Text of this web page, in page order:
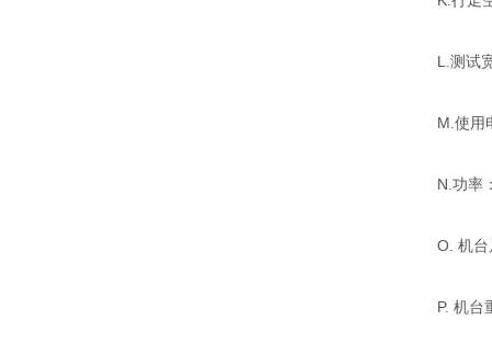
L.测试宽
M.使用电
N.功率：
O. 机台尺
P. 机台